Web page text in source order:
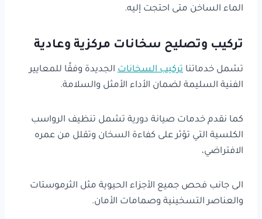
الماء الساخن متى احتجت إليه.
تركيب وتصليح سخانات مركزية وعادية
تشمل خدماتنا تركيب السخانات الجديدة وفقًا للمعايير
الفنية السليمة لضمان الأداء الأمثل والسلامة.
كما نقدم خدمات صيانة دورية تشمل تنظيف الرواسب
الكلسية التي تؤثر على كفاءة السخان وتقلل من عمره
الافتراضي،
الى جانب فحص جميع الأجزاء الحيوية مثل الثرموستات
والعناصر التسخينية وصمامات الأمان.